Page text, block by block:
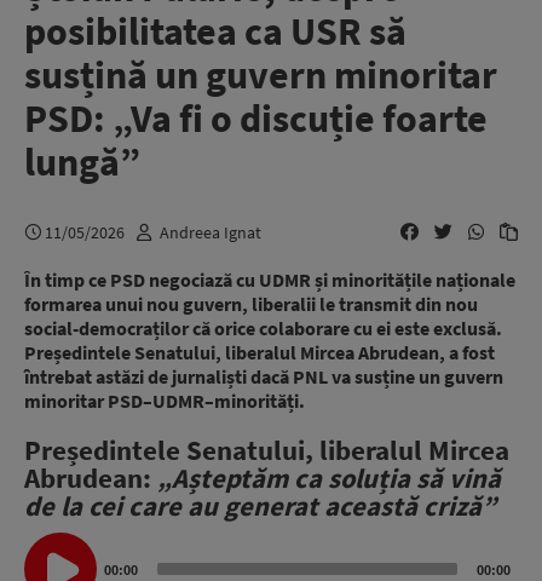
posibilitatea ca USR să
susțină un guvern minoritar
PSD: „Va fi o discuție foarte
lungă”
11/05/2026 Andreea Ignat
În timp ce PSD negociază cu UDMR și minoritățile naționale
formarea unui nou guvern, liberalii le transmit din nou
social-democraților că orice colaborare cu ei este exclusă.
Președintele Senatului, liberalul Mircea Abrudean, a fost
întrebat astăzi de jurnaliști dacă PNL va susține un guvern
minoritar PSD–UDMR–minorități.
Președintele Senatului, liberalul Mircea
Abrudean: „Așteptăm ca soluția să vină
de la cei care au generat această criză”
Audio
Player
00:00 00:00